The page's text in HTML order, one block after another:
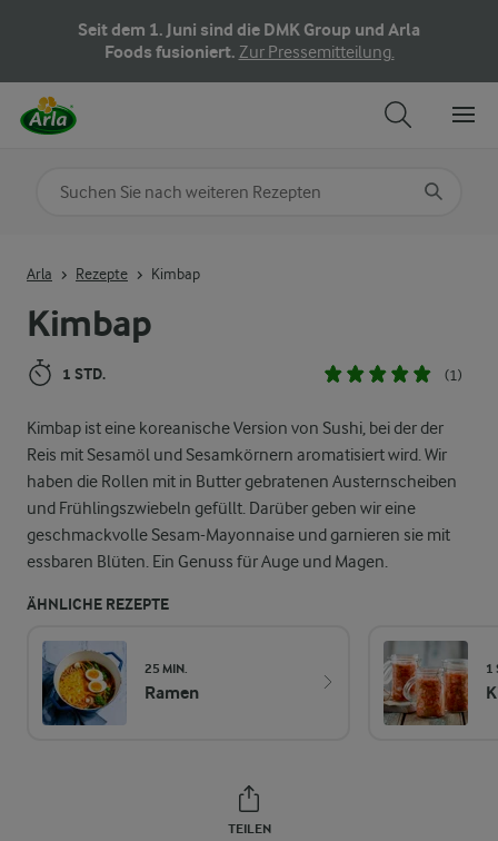
Seit dem 1. Juni sind die DMK Group und Arla
Foods fusioniert. Zur Pressemitteilung.
Kimbap
1 STD. (1)
Kimbap ist eine koreanische Version von Sushi, bei der der
Reis mit Sesamöl und Sesamkörnern aromatisiert wird. Wir
haben die Rollen mit in Butter gebratenen Austernscheiben
und Frühlingszwiebeln gefüllt. Darüber geben wir eine
geschmackvolle Sesam-Mayonnaise und garnieren sie mit
essbaren Blüten. Ein Genuss für Auge und Magen.
ÄHNLICHE REZEPTE
25 MIN.
Ramen
1
TEILEN
Arla Rezepte Kimbap
Nach Kategorie suchen